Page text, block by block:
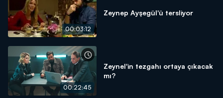
00:03:12
Zeynep Ayşegül'ü tersliyor
00:22:45
Zeynel'in tezgahı ortaya çıkacak
mı?